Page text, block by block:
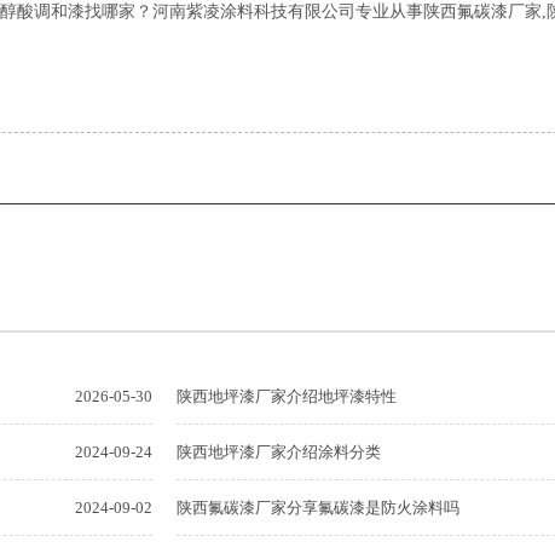
酸调和漆找哪家？河南紫凌涂料科技有限公司专业从事陕西氟碳漆厂家,
2026-05-30 陕西地坪漆厂家介绍地坪漆特性
2024-09-24 陕西地坪漆厂家介绍涂料分类
2024-09-02 陕西氟碳漆厂家分享氟碳漆是防火涂料吗